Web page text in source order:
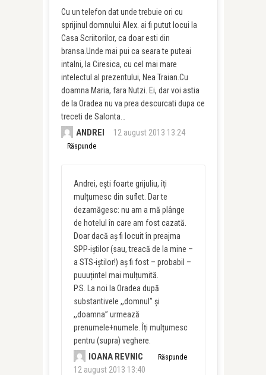
Cu un telefon dat unde trebuie ori cu
sprijinul domnului Alex. ai fi putut locui la
Casa Scriitorilor, ca doar esti din
bransa.Unde mai pui ca seara te puteai
intalni, la Ciresica, cu cel mai mare
intelectul al prezentului, Nea Traian.Cu
doamna Maria, fara Nutzi. Ei, dar voi astia
de la Oradea nu va prea descurcati dupa ce
treceti de Salonta…
ANDREI 12 august 2013 13:24
Răspunde
Andrei, ești foarte grijuliu, îți
mulțumesc din suflet. Dar te
dezamăgesc: nu am a mă plânge
de hotelul în care am fost cazată.
Doar dacă aș fi locuit în preajma
SPP-iștilor (sau, treacă de la mine –
a STS-iștilor!) aș fi fost – probabil –
puuuțintel mai mulțumită.
P.S. La noi la Oradea după
substantivele ,,domnul” și
,,doamna” urmează
prenumele+numele. Îți mulțumesc
pentru (supra) veghere.
IOANA REVNIC
12 august 2013 13:40
Răspunde